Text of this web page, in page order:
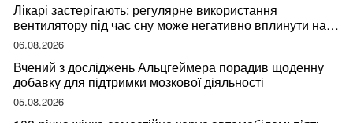
Лікарі застерігають: регулярне використання
вентилятору під час сну може негативно вплинути на
ваше здоров’я
06.08.2026
Вчений з досліджень Альцгеймера порадив щоденну
добавку для підтримки мозкової діяльності
05.08.2026